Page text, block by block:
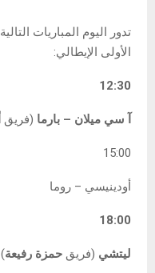
الأولى الإيطالي:
12:30
آ سي ميلان – بارما (فريق
15:00
أودينيسي – روما
18:00
ليتشي (فريق حمزة رفيعة)